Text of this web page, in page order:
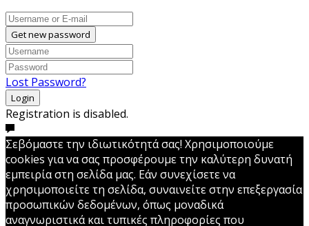
Get new password
Lost Password?
Login
Registration is disabled.
Σεβόμαστε την ιδιωτικότητά σας! Χρησιμοποιούμε
cookies για να σας προσφέρουμε την καλύτερη δυνατή
εμπειρία στη σελίδα μας. Εάν συνεχίσετε να
χρησιμοποιείτε τη σελίδα, συναινείτε στην επεξεργασία
προσωπικών δεδομένων, όπως μοναδικά
αναγνωριστικά και τυπικές πληροφορίες που